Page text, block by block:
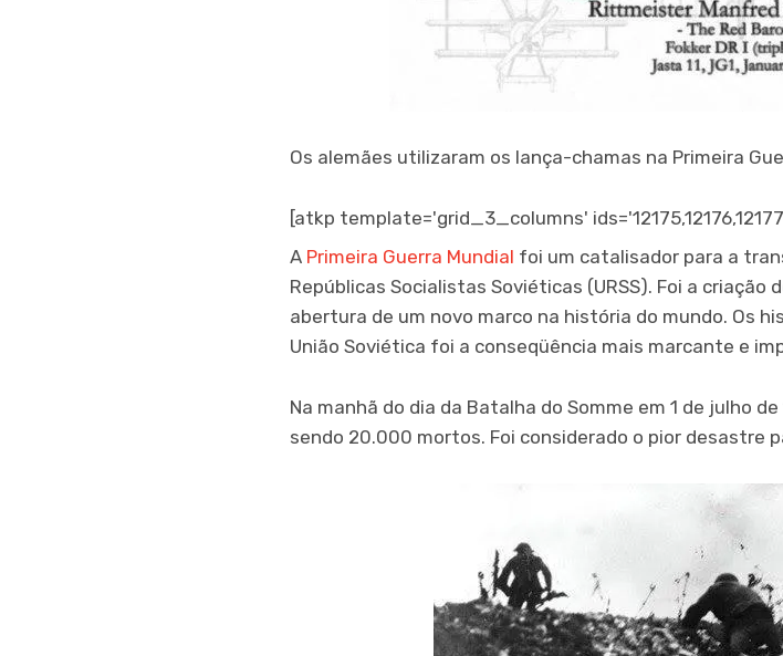
Os alemães utilizaram os lança-chamas na Primeira
[atkp template='grid_3_columns'
A Primeira Guerra Mundial foi um catalisador para a
Repúblicas Socialistas Soviéticas (URSS). Foi a criação
abertura de um novo marco na história do mundo. Os
União Soviética foi a conseqüência mais marcante e
Na manhã do dia da Batalha do Somme em 1 de julho
sendo 20.000 mortos. Foi considerado o pior desastre